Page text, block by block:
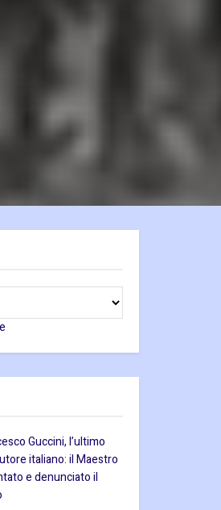
Guccini, l’ultimo
italiano: il Maestro
e denunciato il